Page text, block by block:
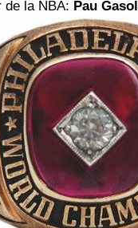
de la NBA: Pau Gasol